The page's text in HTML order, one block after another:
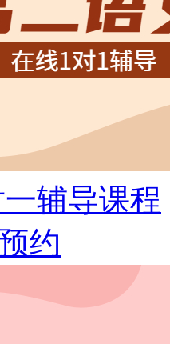
辅导课程
约